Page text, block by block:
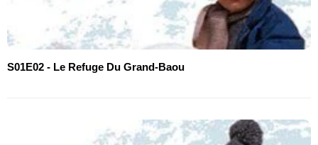
S01E02 - Le Refuge Du Grand-Baou